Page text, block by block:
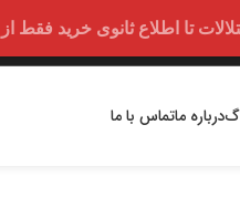
ثانوی خرید فقط از طریق پیامک شماره
درباره ماتماس با ما